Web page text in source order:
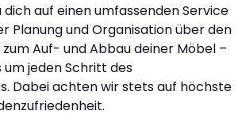
dich auf einen umfassenden Service
Planung und Organisation über den
Auf- und Abbau deiner Möbel –
jeden Schritt des
Dabei achten wir stets auf höchste